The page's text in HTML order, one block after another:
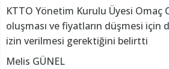
KTTO Yönetim Kurulu Üyesi Omaç
oluşması ve fiyatların düşmesi
izin verilmesi gerektiğini belirtti
Melis GÜNEL